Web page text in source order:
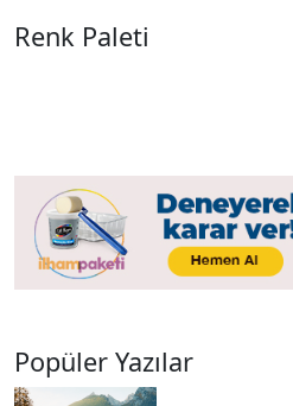
Renk Paleti
Popüler Yazılar